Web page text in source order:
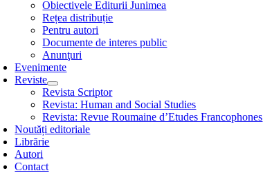
Obiectivele Editurii Junimea
Rețea distribuție
Pentru autori
Documente de interes public
Anunţuri
Evenimente
Reviste
Revista Scriptor
Revista: Human and Social Studies
Revista: Revue Roumaine d’Etudes Francophones
Noutăți editoriale
Librărie
Autori
Contact